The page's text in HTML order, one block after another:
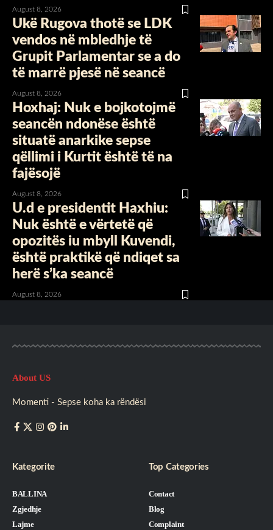
August 8, 2026
Ukë Rugova thotë se LDK
vendos në mbledhje të
Grupit Parlamentar se a do
të marrë pjesë në seancë
August 8, 2026
Hoxhaj: Nuk e bojkotojmë
seancën ndonëse është
situatë anarkike sepse
qëllimi i Kurtit është të na
fajësojë
August 8, 2026
U.d e presidentit Haxhiu:
Nuk është e vërtetë që
opozitës iu mbyll Kuvendi,
është praktikë që ndiqet sa
herë s’ka seancë
August 8, 2026
About US
Momenti - Sepse koha ka rëndësi
Kategorite
BALLINA
Zgjedhje
Lajme
Top Categories
Contact
Blog
Complaint